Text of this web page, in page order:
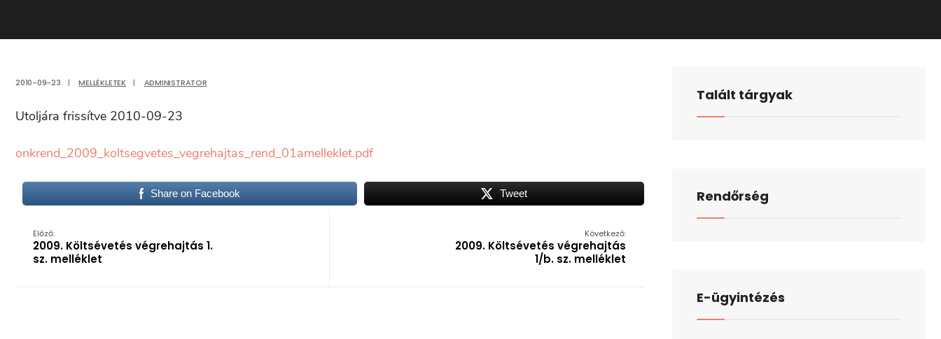
2010-09-23 | MELLÉKLETEK | ADMINISTRATOR
Utoljára frissítve 2010-09-23
onkrend_2009_koltsegvetes_vegrehajtas_rend_01amelleklet.pdf
Share on Facebook Tweet
Előző:
2009. Költsévetés végrehajtás 1.
sz. melléklet
Következő:
2009. Költsévetés végrehajtás
1/b. sz. melléklet
Talált tárgyak
Rendőrség
E-ügyintézés